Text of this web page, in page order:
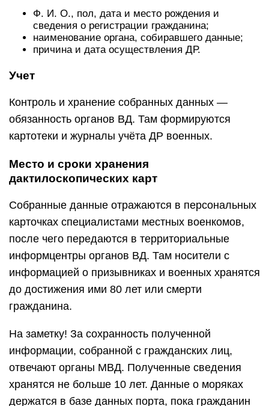
Ф. И. О., пол, дата и место рождения и
сведения о регистрации гражданина;
наименование органа, собиравшего данные;
причина и дата осуществления ДР.
Учет
Контроль и хранение собранных данных —
обязанность органов ВД. Там формируются
картотеки и журналы учёта ДР военных.
Место и сроки хранения
дактилоскопических карт
Собранные данные отражаются в персональных
карточках специалистами местных военкомов,
после чего передаются в территориальные
информцентры органов ВД. Там носители с
информацией о призывниках и военных хранятся
до достижения ими 80 лет или смерти
гражданина.
На заметку! За сохранность полученной
информации, собранной с гражданских лиц,
отвечают органы МВД. Полученные сведения
хранятся не больше 10 лет. Данные о моряках
держатся в базе данных порта, пока гражданин